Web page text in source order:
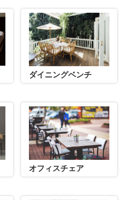
ダイニングベンチ
オフィスチェア